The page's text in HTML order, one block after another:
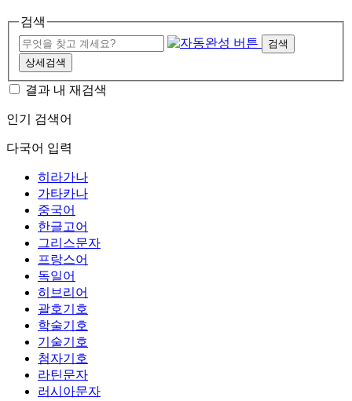
검색
검색
상세검색
결과 내 재검색
인기 검색어
다국어 입력
히라가나
가타카나
중국어
한글고어
그리스문자
프랑스어
독일어
히브리어
괄호기호
학술기호
기술기호
첨자기호
라틴문자
러시아문자